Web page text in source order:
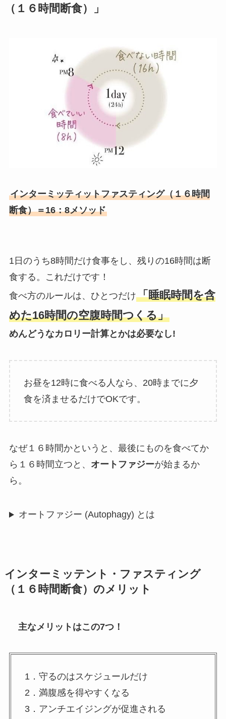
（１６時間断食）」
インターミッティットファスティング（１６時間
断食）＝16：8メソッド
1日のうち8時間だけ食事をし、残りの16時間は断
食する。これだけです！
食べ方のルールは、ひとつだけ「睡眠時間を含
めた16時間の空腹時間つくる」
めんどうなカロリー計算とかは必要なし!
お昼を12時に食べる人なら、20時までに夕
食を済ませるだけでOKです。
なぜ１６時間かというと、最後にものを食べてか
ら１６時間立つと、 オートファジーが始まるか
ら。
オートファジー (Autophagy) とは
インターミッテント・ファスティング
（１６時間断食）のメリット
主なメリットはこの7つ！
1．守るのはスケジュールだけ
2．満腹感を得やすくなる
3．アンチエイジングが促進される